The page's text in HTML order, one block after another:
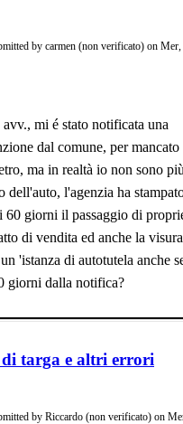
by carmen (non verificato) on Mer,
avv., mi é stato notificata una
dal comune, per mancato
ma in realtà io non sono
dell'auto, l'agenzia ha
60 giorni il passaggio di
di vendita ed anche la
'istanza di autotutela anche
giorni dalla notifica?
targa e altri errori
by Riccardo (non verificato) on